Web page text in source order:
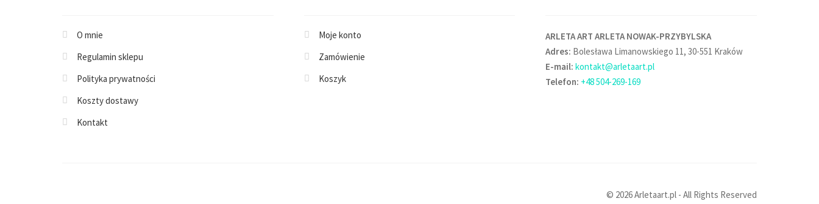
O mnie
Regulamin sklepu
Polityka prywatności
Koszty dostawy
Kontakt
Moje konto
Zamówienie
Koszyk
ARLETA ART ARLETA NOWAK-PRZYBYLSKA
Adres: Bolesława Limanowskiego 11, 30-551 Kraków
E-mail: kontakt@arletaart.pl
Telefon: +48 504-269-169
© 2026 Arletaart.pl - All Rights Reserved